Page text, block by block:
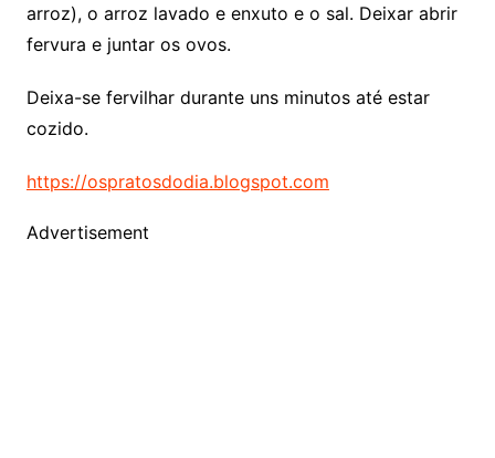
arroz), o arroz lavado e enxuto e o sal. Deixar abrir
fervura e juntar os ovos.
Deixa-se fervilhar durante uns minutos até estar
cozido.
https://ospratosdodia.blogspot.com
Advertisement